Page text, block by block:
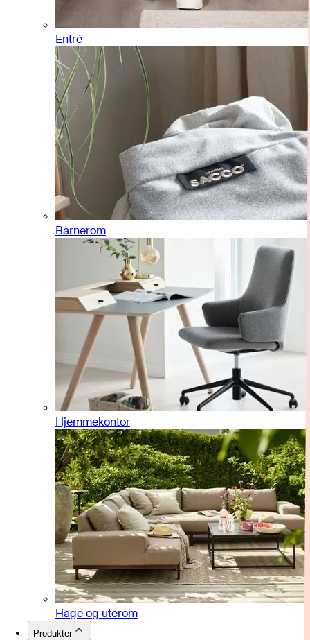
Entré
Barnerom
Hjemmekontor
Hage og uterom
Produkter